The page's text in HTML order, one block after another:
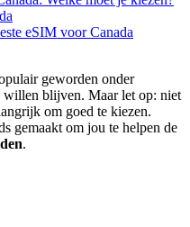
eSIM voor Canada
geworden onder
willen blijven. Maar let op: niet
om goed te kiezen.
gemaakt om jou te helpen de
.